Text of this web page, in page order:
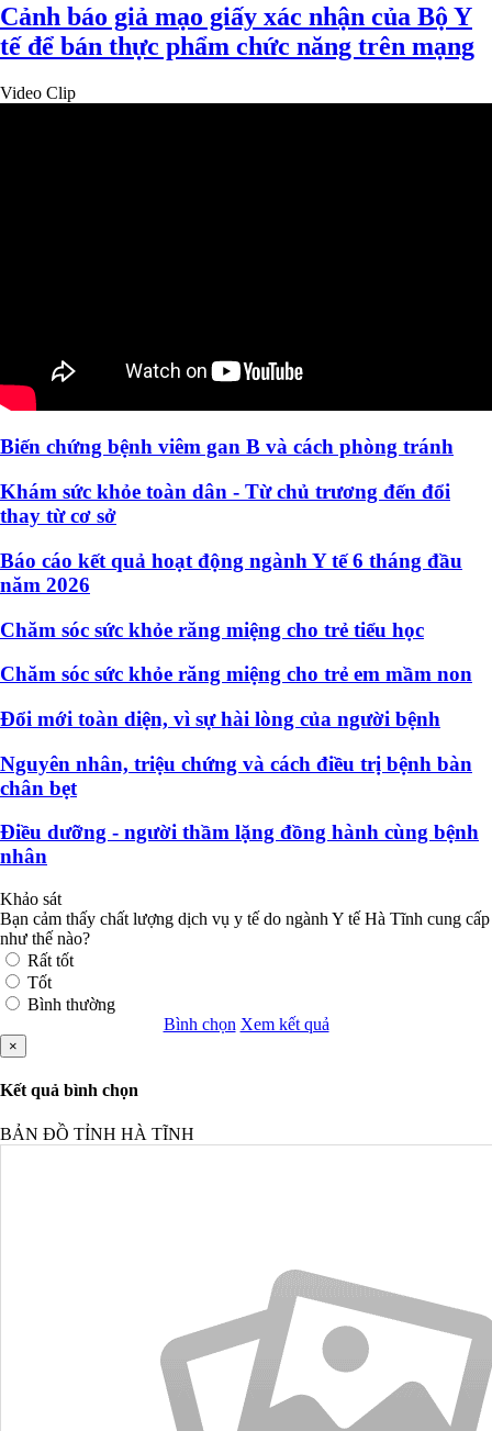
Cảnh báo giả mạo giấy xác nhận của Bộ Y
tế để bán thực phẩm chức năng trên mạng
Video Clip
Biến chứng bệnh viêm gan B và cách phòng tránh
Khám sức khỏe toàn dân - Từ chủ trương đến đổi
thay từ cơ sở
Báo cáo kết quả hoạt động ngành Y tế 6 tháng đầu
năm 2026
Chăm sóc sức khỏe răng miệng cho trẻ tiểu học
Chăm sóc sức khỏe răng miệng cho trẻ em mầm non
Đổi mới toàn diện, vì sự hài lòng của người bệnh
Nguyên nhân, triệu chứng và cách điều trị bệnh bàn
chân bẹt
Điều dưỡng - người thầm lặng đồng hành cùng bệnh
nhân
Khảo sát
Bạn cảm thấy chất lượng dịch vụ y tế do ngành Y tế Hà Tĩnh cung cấp
như thế nào?
Rất tốt
Tốt
Bình thường
Bình chọn Xem kết quả
×
Kết quả bình chọn
BẢN ĐỒ TỈNH HÀ TĨNH